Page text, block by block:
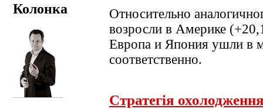
Колонка
Относительно
возросли в Америке
Европа и Япония ушли в
соответственно.
Стратегія